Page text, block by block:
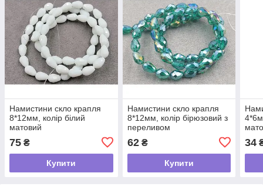
Намистини скло крапля
8*12мм, колір білий
матовий
75 ₴
Купити
Намистини скло крапля
8*12мм, колір бірюзовий з
переливом
62₴
Купити
34